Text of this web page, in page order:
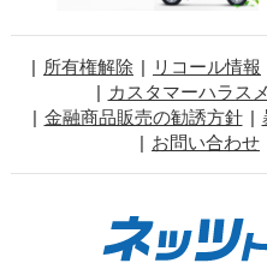
所有権解除 リコール情報
カスタマーハラス
金融商品販売の勧誘方針
お問い合わせ